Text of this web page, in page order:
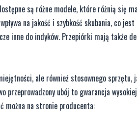
są różne modele, które różnią się
na jakość i szybkość skubania, co jest
inne do indyków. Przepiórki mają także
ale również stosownego sprzętu,
przeprowadzony ubój to gwarancja
można na stronie producenta: